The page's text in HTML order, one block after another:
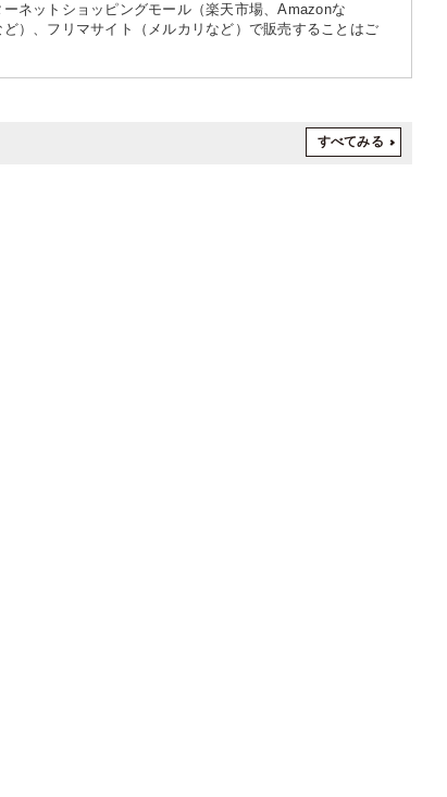
ネットショッピングモール（楽天市場、Amazonな
）、フリマサイト（メルカリなど）で販売することはご
すべてみる